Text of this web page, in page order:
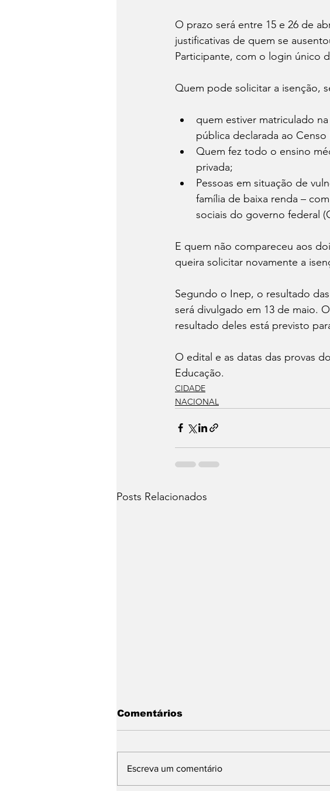
O prazo será entre 15 e 26 de
justificativas de quem se
Participante, com o login único
Quem pode solicitar a isenção,
quem estiver matriculado
pública declarada ao Censo
Quem fez todo o ensino
privada;
Pessoas em situação de
família de baixa renda –
sociais do governo federal
E quem não compareceu aos
queira solicitar novamente a
Segundo o Inep, o resultado
será divulgado em 13 de maio.
resultado deles está previsto
O edital e as datas das provas
Educação.
CIDADE
NACIONAL
Posts Relacionados
Comentários
Escreva um comentário